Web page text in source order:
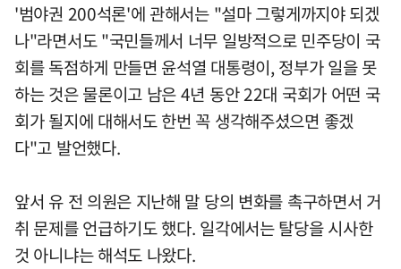
'범야권 200석론'에 관해서는 "설마 그렇게까지야 되겠
나"라면서도 "국민들께서 너무 일방적으로 민주당이 국
회를 독점하게 만들면 윤석열 대통령이, 정부가 일을 못
하는 것은 물론이고 남은 4년 동안 22대 국회가 어떤 국
회가 될지에 대해서도 한번 꼭 생각해주셨으면 좋겠
다"고 발언했다.
앞서 유 전 의원은 지난해 말 당의 변화를 촉구하면서 거
취 문제를 언급하기도 했다. 일각에서는 탈당을 시사한
것 아니냐는 해석도 나왔다.